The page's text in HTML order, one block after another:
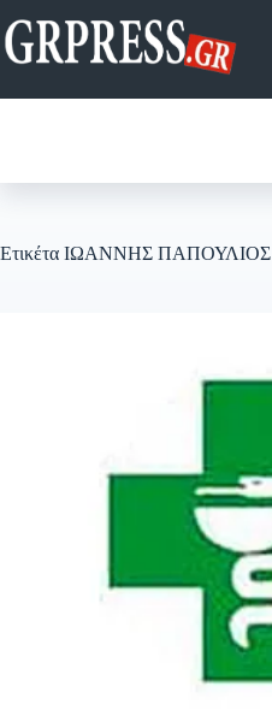
στο
περιεχόμενο
Ετικέτα ΙΩΑΝΝΗΣ ΠΑΠΟΥΛΙΟΣ